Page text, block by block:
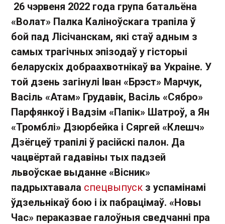
26 чэрвеня 2022 года група батальёна
«Волат» Палка Каліноўскага трапіла ў
бой пад Лісічанскам, які стаў адным з
самых трагічных эпізодаў у гісторыі
беларускіх добраахвотнікаў ва Украіне. У
той дзень загінулі Іван «Брэст» Марчук,
Васіль «Атам» Грудавік, Васіль «Сябро»
Парфянкоў і Вадзім «Папік» Шатроў, а Ян
«Тромблі» Дзюрбейка і Сяргей «Клешч»
Дзёгцеў трапілі ў расійскі палон. Да
чацвёртай гадавіны тых падзей
львоўскае выданне «Вісник»
падрыхтавала спецвыпуск з успамінамі
ўдзельнікаў бою і іх пабрацімаў. «Новы
Час» пераказвае галоўныя сведчанні пра